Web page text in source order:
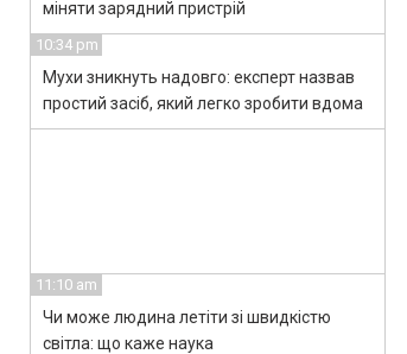
міняти зарядний пристрій
10:34 pm
Мухи зникнуть надовго: експерт назвав
простий засіб, який легко зробити вдома
11:10 am
Чи може людина летіти зі швидкістю
світла: що каже наука